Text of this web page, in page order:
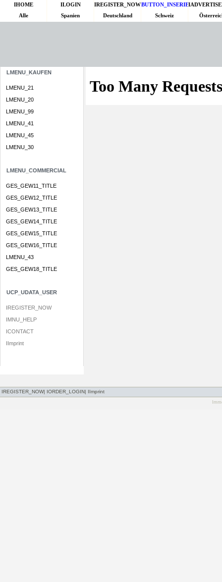
IHOME ILOGIN IREGISTER_NOWBUTTON_INSERIERT
Alle
Spanien Deutschland Schweiz
LMENU_KAUFEN
LMENU_21
LMENU_20
LMENU_99
LMENU_41
LMENU_45
LMENU_30
LMENU_COMMERCIAL
GES_GEW11_TITLE
GES_GEW12_TITLE
GES_GEW13_TITLE
GES_GEW14_TITLE
GES_GEW15_TITLE
GES_GEW16_TITLE
LMENU_43
GES_GEW18_TITLE
UCP_UDATA_USER
IREGISTER_NOW
IMNU_HELP
ICONTACT
IImprint
IREGISTER_NOW| IORDER_LOGIN| IImprint